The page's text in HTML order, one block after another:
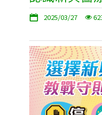
2025/03/27